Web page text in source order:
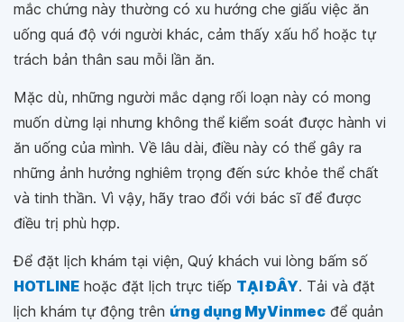
mắc chứng này thường có xu hướng che giấu việc ăn
uống quá độ với người khác, cảm thấy xấu hổ hoặc tự
trách bản thân sau mỗi lần ăn.
Mặc dù, những người mắc dạng rối loạn này có mong
muốn dừng lại nhưng không thể kiểm soát được hành vi
ăn uống của mình. Về lâu dài, điều này có thể gây ra
những ảnh hưởng nghiêm trọng đến sức khỏe thể chất
và tinh thần. Vì vậy, hãy trao đổi với bác sĩ để được
điều trị phù hợp.
Để đặt lịch khám tại viện, Quý khách vui lòng bấm số
HOTLINE hoặc đặt lịch trực tiếp TẠI ĐÂY. Tải và đặt
lịch khám tự động trên ứng dụng MyVinmec để quản